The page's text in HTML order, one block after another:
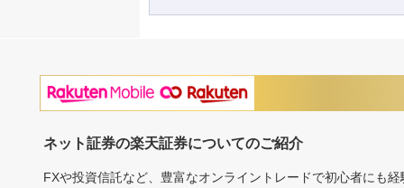
ネット証券の楽天証券についてのご紹介
FXや投資信託など、豊富なオンライントレードで初心者にも